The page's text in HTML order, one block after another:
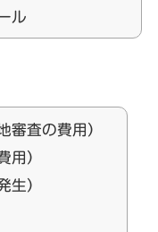
ル
審査の費用）
用）
生）